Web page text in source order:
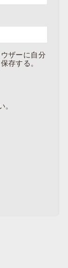
ザーに自分
存する。
。